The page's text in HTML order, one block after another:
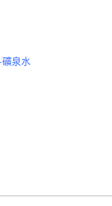
礦泉水